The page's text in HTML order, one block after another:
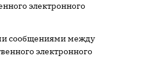
электронного
сообщениями между
электронного